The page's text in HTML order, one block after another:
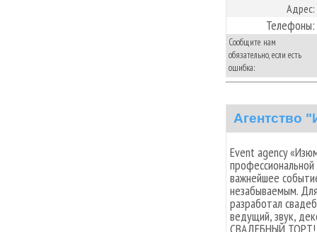
Адрес:
Телефоны:
Сообщите нам
обязательно, если есть
ошибка:
Агентство
Event agency
важнейшее
незабываемым.
разработал
ведущий, звук,